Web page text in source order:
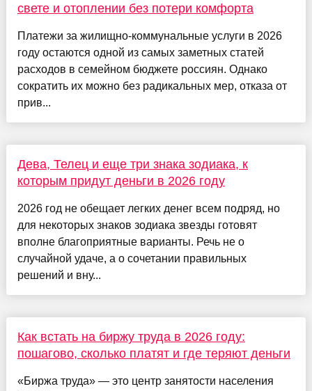
свете и отоплении без потери комфорта
Платежи за жилищно-коммунальные услуги в 2026
году остаются одной из самых заметных статей
расходов в семейном бюджете россиян. Однако
сократить их можно без радикальных мер, отказа от
прив...
Дева, Телец и еще три знака зодиака, к
которым придут деньги в 2026 году
2026 год не обещает легких денег всем подряд, но
для некоторых знаков зодиака звезды готовят
вполне благоприятные варианты. Речь не о
случайной удаче, а о сочетании правильных
решений и вну...
Как встать на биржу труда в 2026 году:
пошагово, сколько платят и где теряют деньги
«Биржа труда» — это центр занятости населения